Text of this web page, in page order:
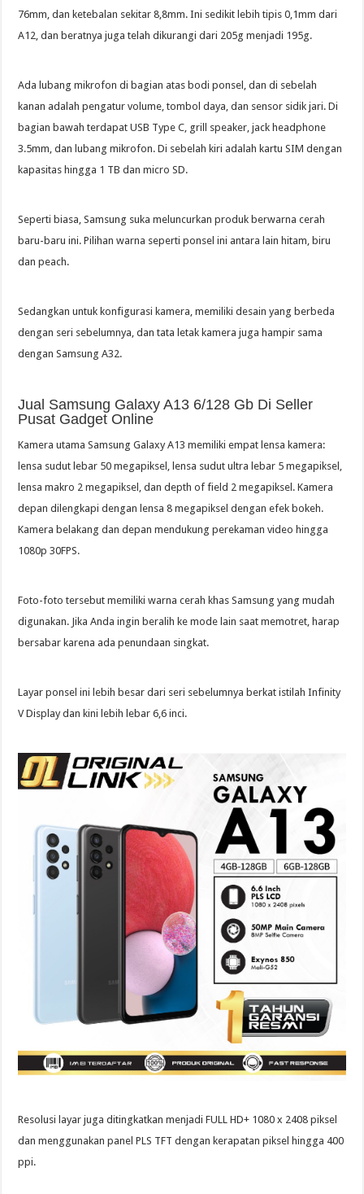
76mm, dan ketebalan sekitar 8,8mm. Ini sedikit lebih tipis 0,1mm dari
A12, dan beratnya juga telah dikurangi dari 205g menjadi 195g.
Ada lubang mikrofon di bagian atas bodi ponsel, dan di sebelah
kanan adalah pengatur volume, tombol daya, dan sensor sidik jari. Di
bagian bawah terdapat USB Type C, grill speaker, jack headphone
3.5mm, dan lubang mikrofon. Di sebelah kiri adalah kartu SIM dengan
kapasitas hingga 1 TB dan micro SD.
Seperti biasa, Samsung suka meluncurkan produk berwarna cerah
baru-baru ini. Pilihan warna seperti ponsel ini antara lain hitam, biru
dan peach.
Sedangkan untuk konfigurasi kamera, memiliki desain yang berbeda
dengan seri sebelumnya, dan tata letak kamera juga hampir sama
dengan Samsung A32.
Jual Samsung Galaxy A13 6/128 Gb Di Seller
Pusat Gadget Online
Kamera utama Samsung Galaxy A13 memiliki empat lensa kamera:
lensa sudut lebar 50 megapiksel, lensa sudut ultra lebar 5 megapiksel,
lensa makro 2 megapiksel, dan depth of field 2 megapiksel. Kamera
depan dilengkapi dengan lensa 8 megapiksel dengan efek bokeh.
Kamera belakang dan depan mendukung perekaman video hingga
1080p 30FPS.
Foto-foto tersebut memiliki warna cerah khas Samsung yang mudah
digunakan. Jika Anda ingin beralih ke mode lain saat memotret, harap
bersabar karena ada penundaan singkat.
Layar ponsel ini lebih besar dari seri sebelumnya berkat istilah Infinity
V Display dan kini lebih lebar 6,6 inci.
Resolusi layar juga ditingkatkan menjadi FULL HD+ 1080 x 2408 piksel
dan menggunakan panel PLS TFT dengan kerapatan piksel hingga 400
ppi.